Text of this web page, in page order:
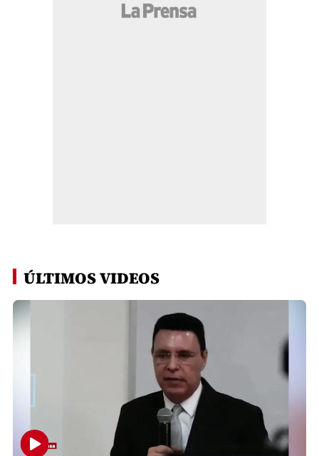
ÚLTIMOS VIDEOS